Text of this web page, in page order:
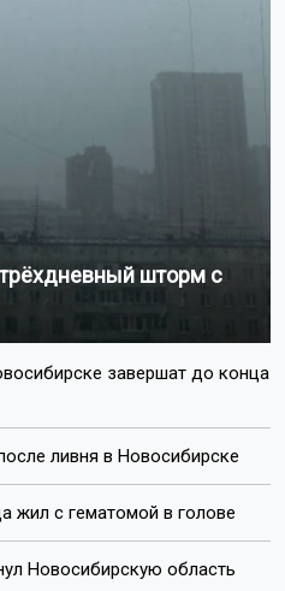
шторм с
завершат до конца
ливня в Новосибирске
жил с гематомой в голове
Новосибирскую область